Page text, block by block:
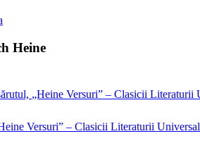
Heine
„Heine Versuri” – Clasicii Literaturii
Versuri” – Clasicii Literaturii